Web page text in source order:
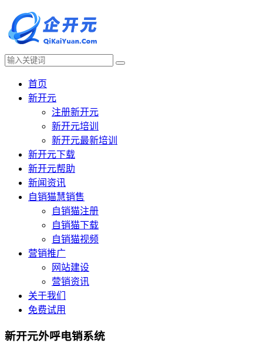
首页
新开元
注册新开元
新开元培训
新开元最新培训
新开元下载
新开元帮助
新闻资讯
自销猫慧销售
自销猫注册
自销猫下载
自销猫视频
营销推广
网站建设
营销资讯
关于我们
免费试用
新开元外呼电销系统